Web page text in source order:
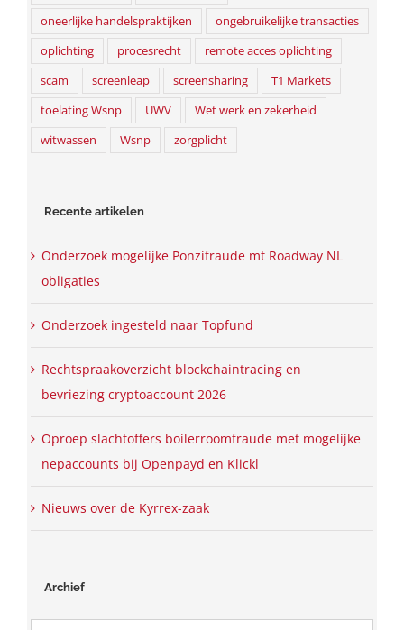
oneerlijke handelspraktijken
ongebruikelijke transacties
oplichting
procesrecht
remote acces oplichting
scam
screenleap screensharing
T1 Markets
toelating Wsnp
UWV
Wet werk en zekerheid
witwassen
Wsnp zorgplicht
Recente artikelen
Onderzoek mogelijke Ponzifraude mt Roadway NL
obligaties
Onderzoek ingesteld naar Topfund
Rechtspraakoverzicht blockchaintracing en
bevriezing cryptoaccount 2026
Oproep slachtoffers boilerroomfraude met mogelijke
nepaccounts bij Openpayd en Klickl
Nieuws over de Kyrrex-zaak
Archief